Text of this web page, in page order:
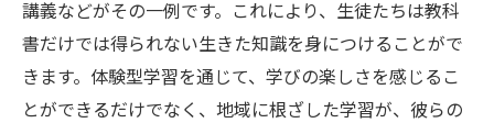
講義などがその一例です。これにより、生徒たちは教科
書だけでは得られない生きた知識を身につけることがで
きます。体験型学習を通じて、学びの楽しさを感じるこ
とができるだけでなく、地域に根ざした学習が、彼らの